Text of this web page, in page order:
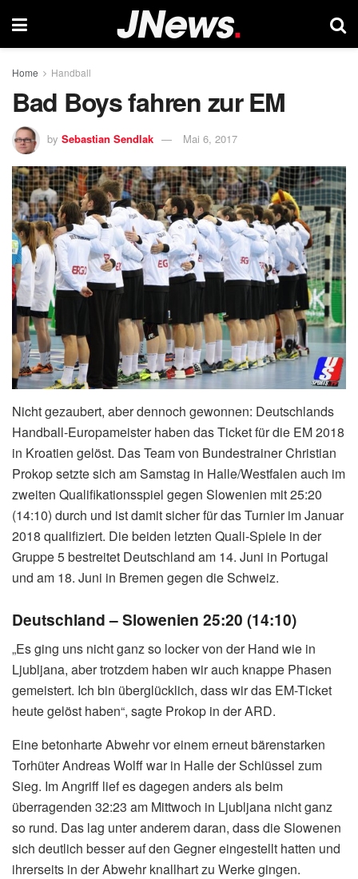
Home Handball
Bad Boys fahren zur EM
by Sebastian Sendlak Mai 6, 2017
Nicht gezaubert, aber dennoch gewonnen: Deutschlands
Handball-Europameister haben das Ticket für die EM 2018
in Kroatien gelöst. Das Team von Bundestrainer Christian
Prokop setzte sich am Samstag in Halle/Westfalen auch im
zweiten Qualifikationsspiel gegen Slowenien mit 25:20
(14:10) durch und ist damit sicher für das Turnier im Januar
2018 qualifiziert. Die beiden letzten Quali-Spiele in der
Gruppe 5 bestreitet Deutschland am 14. Juni in Portugal
und am 18. Juni in Bremen gegen die Schweiz.
Deutschland – Slowenien 25:20 (14:10)
„Es ging uns nicht ganz so locker von der Hand wie in
Ljubljana, aber trotzdem haben wir auch knappe Phasen
gemeistert. Ich bin überglücklich, dass wir das EM-Ticket
heute gelöst haben“, sagte Prokop in der ARD.
Eine betonharte Abwehr vor einem erneut bärenstarken
Torhüter Andreas Wolff war in Halle der Schlüssel zum
Sieg. Im Angriff lief es dagegen anders als beim
überragenden 32:23 am Mittwoch in Ljubljana nicht ganz
so rund. Das lag unter anderem daran, dass die Slowenen
sich deutlich besser auf den Gegner eingestellt hatten und
ihrerseits in der Abwehr knallhart zu Werke gingen.